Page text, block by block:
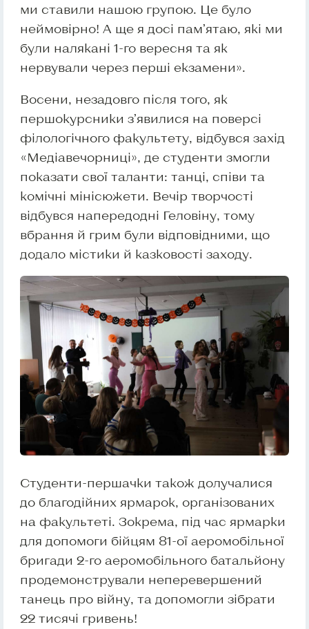
ми ставили нашою групою. Це було
неймовірно! А ще я досі пам’ятаю, які ми
були налякані 1-го вересня та як
нервували через перші екзамени».
Восени, незадовго після того, як
першокурсники з’явилися на поверсі
філологічного факультету, відбувся захід
«Медіавечорниці», де студенти змогли
показати свої таланти: танці, співи та
комічні мінісюжети. Вечір творчості
відбувся напередодні Геловіну, тому
вбрання й грим були відповідними, що
додало містики й казковості заходу.
Студенти-першачки також долучалися
до благодійних ярмарок, організованих
на факультеті. Зокрема, під час ярмарки
для допомоги бійцям 81-ої аеромобільної
бригади 2-го аеромобільного батальйону
продемонстрували неперевершений
танець про війну, та допомогли зібрати
22 тисячі гривень!